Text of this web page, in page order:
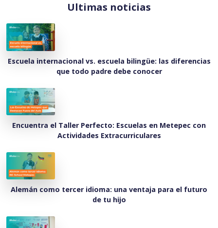
Ultimas noticias
Escuela internacional vs. escuela bilingüe: las diferencias
que todo padre debe conocer
Encuentra el Taller Perfecto: Escuelas en Metepec con
Actividades Extracurriculares
Alemán como tercer idioma: una ventaja para el futuro
de tu hijo